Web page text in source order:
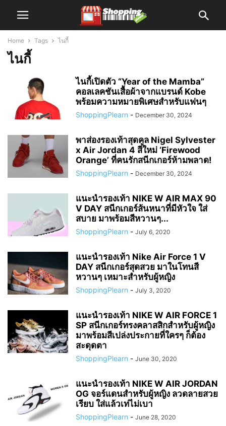
Home Tags ไนกี้
ไนกี้
ไนกี้เปิดตัว “Year of the Mamba”
คอลเลคชันเสื้อผ้าจากแบรนด์ Kobe
พร้อมความหมายพิเศษสำหรับแฟนๆ
ShoppingPlearn - December 30, 2024
พาส่องรองเท้าสุดคูล Nigel Sylvester
x Air Jordan 4 สีใหม่ ‘Firewood
Orange’ ที่คนรักสนีกเกอร์ห้ามพลาด!
ShoppingPlearn - December 30, 2024
แนะนำรองเท้า NIKE W AIR MAX 90
V DAY สนีกเกอร์ส้นหนาที่มีหัวใจ ใส่
สบาย มาพร้อมสีหวานๆ...
ShoppingPlearn - July 6, 2020
แนะนำรองเท้า Nike Air Force 1 V
DAY สนีกเกอร์สุดสวย มาในโทนสี
หวานๆ เหมาะสำหรับผู้หญิง
ShoppingPlearn - July 3, 2020
แนะนำรองเท้า NIKE W AIR FORCE 1
SP สนีกเกอร์ทรงคลาสสิกสำหรับผู้หญิง
มาพร้อมสีเปล่งประกายที่ใครๆ ก็ต้อง
สะดุดตา
ShoppingPlearn - June 30, 2020
แนะนำรองเท้า NIKE W AIR JORDAN
OG จอร์แดนสำหรับผู้หญิง ลวดลายสวย
เรียบ ใส่แล้วเท่ไม่เบา
ShoppingPlearn - June 28, 2020